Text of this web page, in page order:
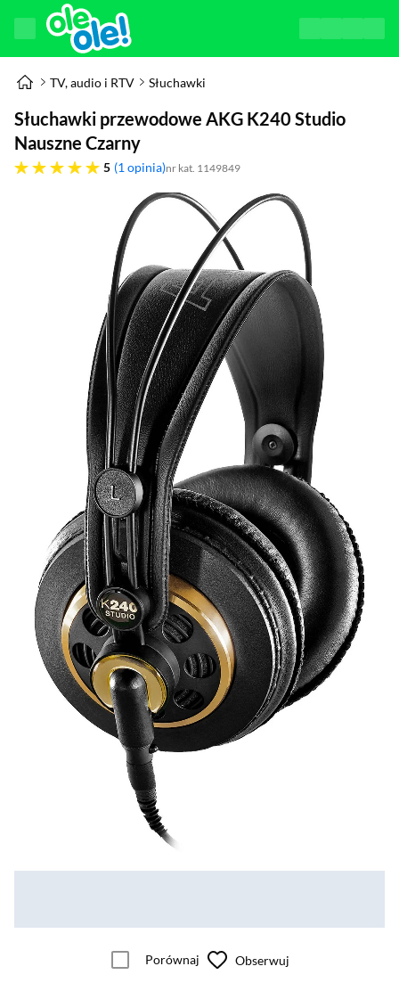
TV, audio i RTV Słuchawki
Słuchawki przewodowe AKG K240 Studio
Nauszne Czarny
5
pięć gwiazdek 1 opinia nr kat. 1149849
Porównaj Obserwuj